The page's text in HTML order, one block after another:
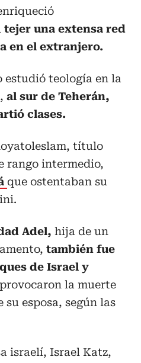
tejer una extensa red
en el extranjero.
estudió teología en la
al sur de Teherán,
clases.
título
rango intermedio,
que ostentaban su
Adel, hija de un
también fue
de Israel y
la muerte
esposa, según las
israelí, Israel Katz,